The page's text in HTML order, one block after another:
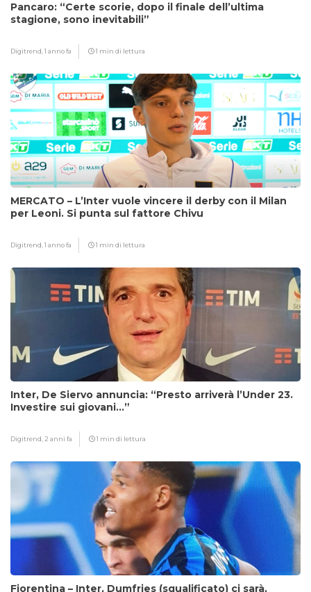
Pancaro: “Certe scorie, dopo il finale dell’ultima
stagione, sono inevitabili”
Digitrend,1 anno fa 1 min di lettura
MERCATO – L’Inter vuole vincere il derby con il Milan
per Leoni. Si punta sul fattore Chivu
Digitrend,1 anno fa 1 min di lettura
Inter, De Siervo annuncia: “Presto arriverà l’Under 23.
Investire sui giovani…”
Digitrend, 2 anni fa 1 min di lettura
Fiorentina – Inter, Dumfries (squalificato) ci sarà,